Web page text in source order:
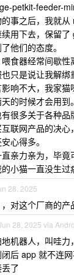
petkit-feeder-
事之后，我就
用下去，保留
他们的态度。
食器经常间歇性
只是说让我解
响不大，我家
的时候才会用到。
很多关于各种
联网产品的决
心得多。
亲力亲为，毕
小猫一直没生过
28, 2025
对这个厂商的产
28, 2025 via
机器人，叫哇
后 app 就不连
了